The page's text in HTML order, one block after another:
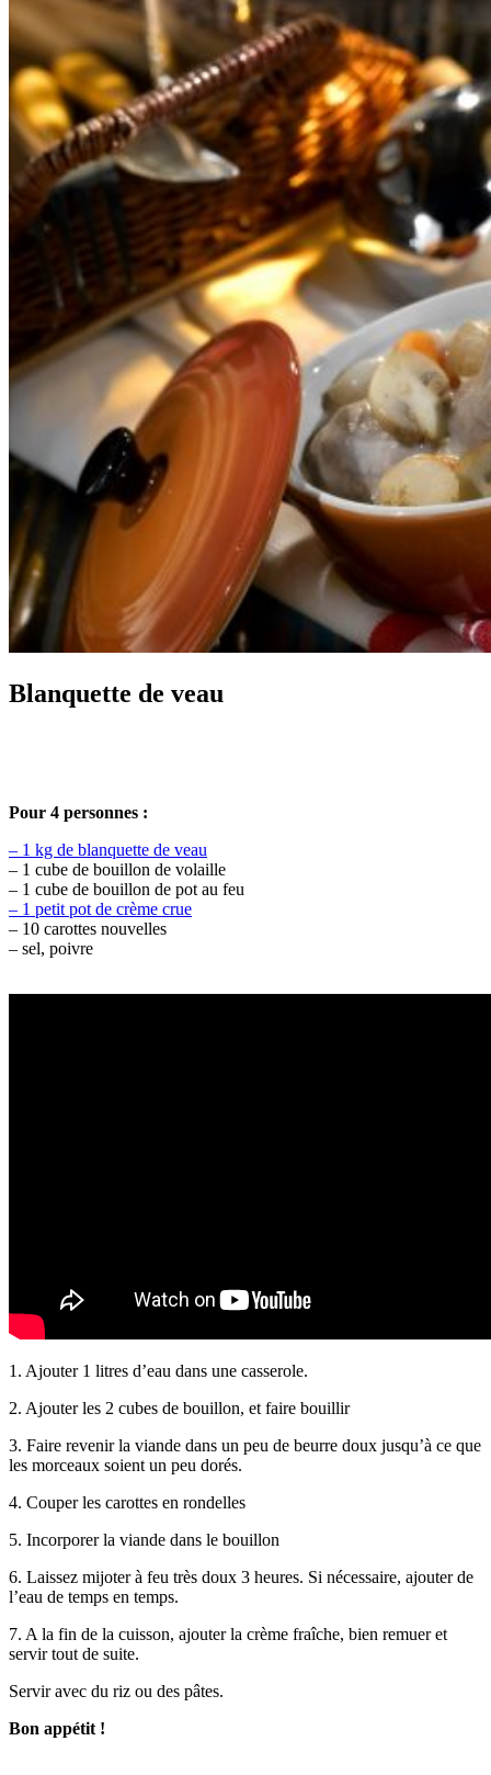
Blanquette de veau
Pour 4 personnes :
– 1 kg de blanquette de veau
– 1 cube de bouillon de volaille
– 1 cube de bouillon de pot au feu
– 1 petit pot de crème crue
– 10 carottes nouvelles
– sel, poivre
1. Ajouter 1 litres d’eau dans une casserole.
2. Ajouter les 2 cubes de bouillon, et faire bouillir
3. Faire revenir la viande dans un peu de beurre doux jusqu’à ce que
les morceaux soient un peu dorés.
4. Couper les carottes en rondelles
5. Incorporer la viande dans le bouillon
6. Laissez mijoter à feu très doux 3 heures. Si nécessaire, ajouter de
l’eau de temps en temps.
7. A la fin de la cuisson, ajouter la crème fraîche, bien remuer et
servir tout de suite.
Servir avec du riz ou des pâtes.
Bon appétit !